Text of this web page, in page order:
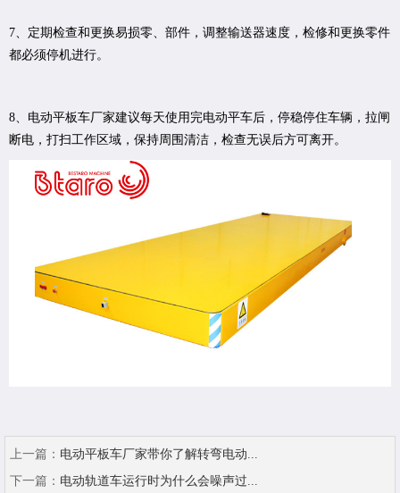
7、定期检查和更换易损零、部件，调整输送器速度，检修和更换零件
都必须停机进行。
8、电动平板车厂家建议每天使用完电动平车后，停稳停住车辆，拉闸
断电，打扫工作区域，保持周围清洁，检查无误后方可离开。
上一篇： 电动平板车厂家带你了解转弯电动...
下一篇： 电动轨道车运行时为什么会噪声过...